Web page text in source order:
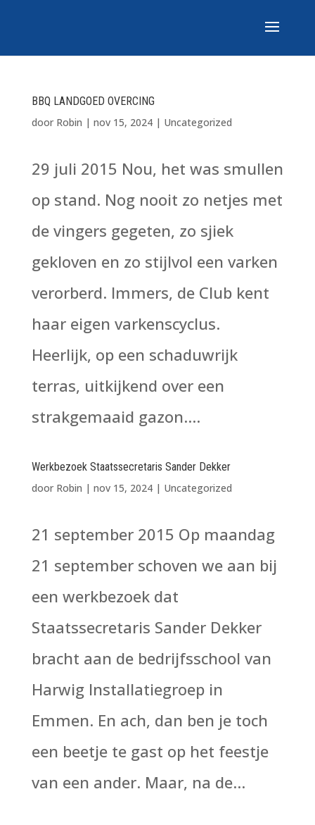
BBQ LANDGOED OVERCING
door Robin | nov 15, 2024| Uncategorized
29 juli 2015 Nou, het was smullen
op stand. Nog nooit zo netjes met
de vingers gegeten, zo sjiek
gekloven en zo stijlvol een varken
verorberd. Immers, de Club kent
haar eigen varkenscyclus.
Heerlijk, op een schaduwrijk
terras, uitkijkend over een
strakgemaaid gazon....
Werkbezoek Staatssecretaris Sander Dekker
door Robin | nov 15, 2024| Uncategorized
21 september 2015 Op maandag
21 september schoven we aan bij
een werkbezoek dat
Staatssecretaris Sander Dekker
bracht aan de bedrijfsschool van
Harwig Installatiegroep in
Emmen. En ach, dan ben je toch
een beetje te gast op het feestje
van een ander. Maar, na de...